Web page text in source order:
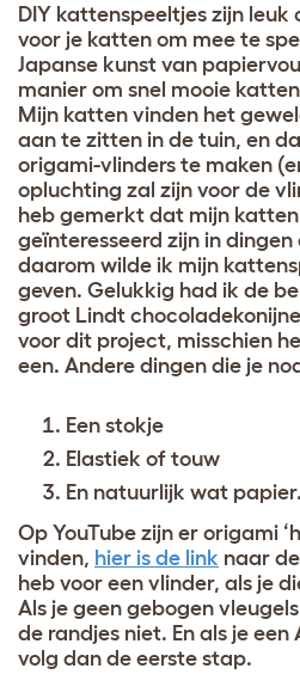
DIY kattenspeeltjes zijn leuk
voor je katten om mee te
Japanse kunst van
manier om snel mooie
Mijn katten vinden het
aan te zitten in de tuin, en
origami-vlinders te maken
opluchting zal zijn voor de
heb gemerkt dat mijn
geïnteresseerd zijn in
daarom wilde ik mijn
geven. Gelukkig had ik de
groot Lindt
voor dit project, misschien
een. Andere dingen die je
Een stokje
Elastiek of touw
En natuurlijk wat papier.
Op YouTube zijn er origami
vinden, hier is de link naar
heb voor een vlinder, als je
Als je geen gebogen
de randjes niet. En als je
volg dan de eerste stap.